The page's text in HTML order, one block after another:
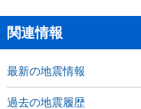
関連情報
最新の地震情報
過去の地震履歴